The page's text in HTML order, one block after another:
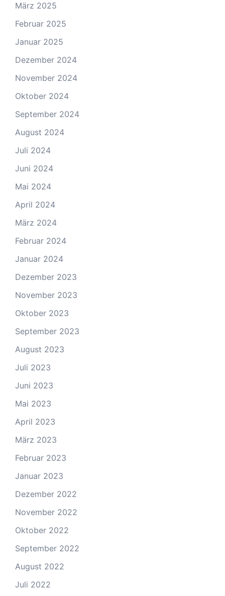
März 2025
Februar 2025
Januar 2025
Dezember 2024
November 2024
Oktober 2024
September 2024
August 2024
Juli 2024
Juni 2024
Mai 2024
April 2024
März 2024
Februar 2024
Januar 2024
Dezember 2023
November 2023
Oktober 2023
September 2023
August 2023
Juli 2023
Juni 2023
Mai 2023
April 2023
März 2023
Februar 2023
Januar 2023
Dezember 2022
November 2022
Oktober 2022
September 2022
August 2022
Juli 2022